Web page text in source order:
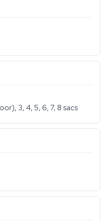
3, 4, 5, 6, 7, 8 sacs